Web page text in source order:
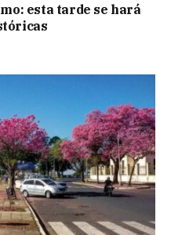
esta tarde se hará